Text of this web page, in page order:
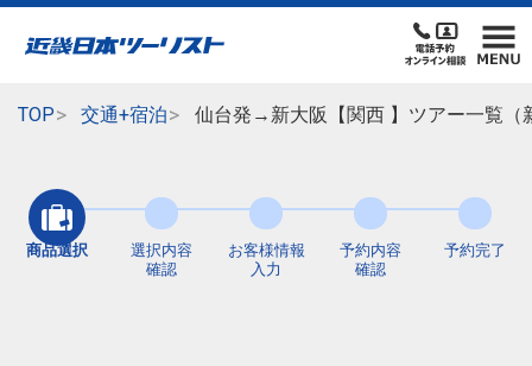
TOP 交通+宿泊 仙台発→新大阪【関西 】ツアー一覧（
商品選択
選択内容
確認
お客様情報
入力
予約内容
確認
予約完了